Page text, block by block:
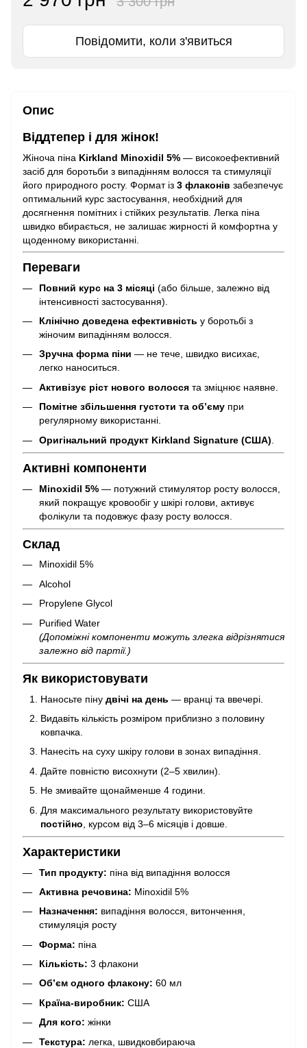
Повідомити, коли з'явиться
Опис
Віддтепер і для жінок!
Жіноча піна Kirkland Minoxidil 5% — високоефективний
засіб для боротьби з випадінням волосся та стимуляції
його природного росту. Формат із 3 флаконів забезпечує
оптимальний курс застосування, необхідний для
досягнення помітних і стійких результатів. Легка піна
швидко вбирається, не залишає жирності й комфортна у
щоденному використанні.
Переваги
Повний курс на 3 місяці (або більше, залежно від
інтенсивності застосування).
Клінічно доведена ефективність у боротьбі з
жіночим випадінням волосся.
Зручна форма піни — не тече, швидко висихає,
легко наноситься.
Активізує ріст нового волосся та зміцнює наявне.
Помітне збільшення густоти та об’єму при
регулярному використанні.
Оригінальний продукт Kirkland Signature (США)
Активні компоненти
Minoxidil 5% — потужний стимулятор росту волосся,
який покращує кровообіг у шкірі голови, активує
фолікули та подовжує фазу росту волосся.
Склад
Minoxidil 5%
Alcohol
Propylene Glycol
Purified Water
(Допоміжні компоненти можуть злегка відрізнятися
залежно від партії.)
Як використовувати
Наносьте піну двічі на день — вранці та ввечері.
Видавіть кількість розміром приблизно з половину
ковпачка.
Нанесіть на суху шкіру голови в зонах випадіння.
Дайте повністю висохнути (2–5 хвилин).
Не змивайте щонайменше 4 години.
Для максимального результату використовуйте
постійно , курсом від 3–6 місяців і довше.
Характеристики
Тип продукту: піна від випадіння волосся
Активна речовина: Minoxidil 5%
Назначення: випадіння волосся, витончення,
стимуляція росту
Форма: піна
Кількість: 3 флакони
Об’єм одного флакону: 60 мл
Країна-виробник: США
Для кого: жінки
Текстура: легка, швидковбираюча